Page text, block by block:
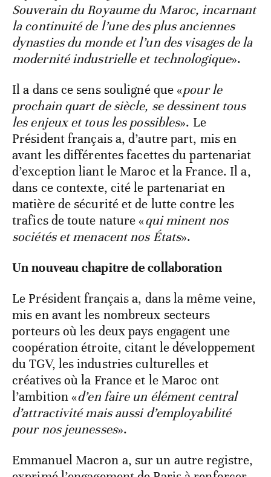
Souverain du Royaume du Maroc, incarnant
la continuité de l’une des plus anciennes
dynasties du monde et l’un des visages de la
modernité industrielle et technologique».
Il a dans ce sens souligné que «pour le
prochain quart de siècle, se dessinent tous
les enjeux et tous les possibles». Le
Président français a, d’autre part, mis en
avant les différentes facettes du partenariat
d’exception liant le Maroc et la France. Il a,
dans ce contexte, cité le partenariat en
matière de sécurité et de lutte contre les
trafics de toute nature «qui minent nos
sociétés et menacent nos États».
Un nouveau chapitre de collaboration
Le Président français a, dans la même veine,
mis en avant les nombreux secteurs
porteurs où les deux pays engagent une
coopération étroite, citant le développement
du TGV, les industries culturelles et
créatives où la France et le Maroc ont
l’ambition «d’en faire un élément central
d’attractivité mais aussi d’employabilité
pour nos jeunesses».
Emmanuel Macron a, sur un autre registre,